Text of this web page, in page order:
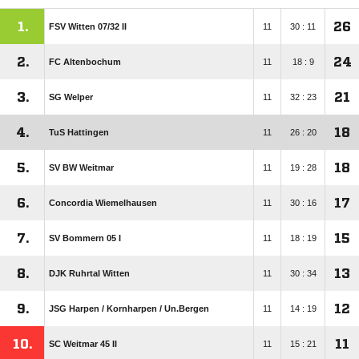
1. FSV Witten 07/​32 II 11 30 : 11 26
2. FC Altenbochum 11 18 : 9 24
3. SG Welper 11 32 : 23 21
4. TuS Hattingen 11 26 : 20 18
5. SV BW Weitmar 11 19 : 28 18
6. Concordia Wiemelhausen 11 30 : 16 17
7. SV Bommern 05 I 11 18 : 19 15
8. DJK Ruhrtal Witten 11 30 : 34 13
9. JSG Harpen /​ Kornharpen /​ Un.Bergen 11 14 : 19 12
10. SC Weitmar 45 II 11 15 : 21 11